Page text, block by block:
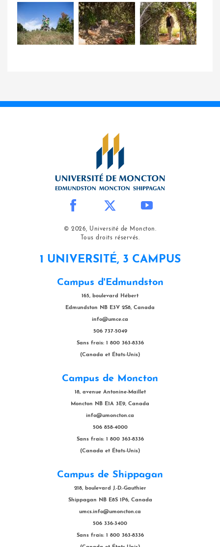
© 2026, Université de Moncton.
Tous droits réservés.
1 UNIVERSITÉ, 3 CAMPUS
Campus d'Edmundston
165, boulevard Hébert
Edmundston NB E3V 2S8, Canada
info@umce.ca
506 737-5049
Sans frais: 1 800 363-8336
(Canada et États-Unis)
Campus de Moncton
18, avenue Antonine-Maillet
Moncton NB E1A 3E9, Canada
info@umoncton.ca
506 858-4000
Sans frais: 1 800 363-8336
(Canada et États-Unis)
Campus de Shippagan
218, boulevard J.-D.-Gauthier
Shippagan NB E8S 1P6, Canada
umcs.info@umoncton.ca
506 336-3400
Sans frais: 1 800 363-8336